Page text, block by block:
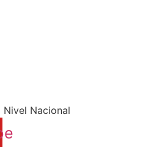
Nivel Nacional